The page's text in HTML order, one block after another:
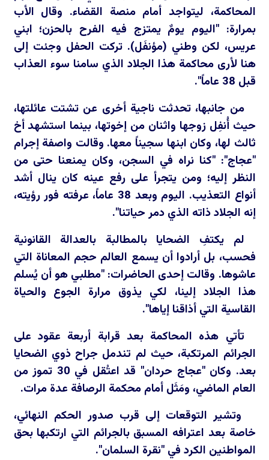
المحاكمة، ليتواجد أمام منصة القضاء. وقال الأب
بمرارة: "اليوم يومٌ يمتزج فيه الفرح بالحزن؛ ابني
عريس، لكن وطني (مؤنفَل). تركت الحفل وجئت إلى
هنا لأرى محاكمة هذا الجلاد الذي سامنا سوء العذاب
قبل 38 عاماً".
من جانبها، تحدثت ناجية أخرى عن تشتت عائلتها،
حيث أُنفِل زوجها واثنان من إخوتها، بينما استشهد أخ
ثالث لها، وكان ابنها سجيناً معها. وقالت واصفة إجرام
"عجاج": "كنا نراه في السجن، وكان يمنعنا حتى من
النظر إليه؛ ومن يتجرأ على رفع عينه كان ينال أشد
أنواع التعذيب. اليوم وبعد 38 عاماً، عرفته فور رؤيته،
إنه الجلاد ذاته الذي دمر حياتنا".
لم يكتفِ الضحايا بالمطالبة بالعدالة القانونية
فحسب، بل أرادوا أن يسمع العالم حجم المعاناة التي
عاشوها. وقالت إحدى الحاضرات: "مطلبي هو أن يُسلم
هذا الجلاد إلينا، لكي يذوق مرارة الجوع والحياة
القاسية التي أذاقنا إياها".
تأتي هذه المحاكمة بعد قرابة أربعة عقود على
الجرائم المرتكبة، حيث لم تندمل جراح ذوي الضحايا
بعد. وكان "عجاج حردان" قد اعتُقل في 30 تموز من
العام الماضي، ومَثَل أمام محكمة الرصافة عدة مرات.
وتشير التوقعات إلى قرب صدور الحكم النهائي،
خاصة بعد اعترافه المسبق بالجرائم التي ارتكبها بحق
المواطنين الكرد في "نقرة السلمان".